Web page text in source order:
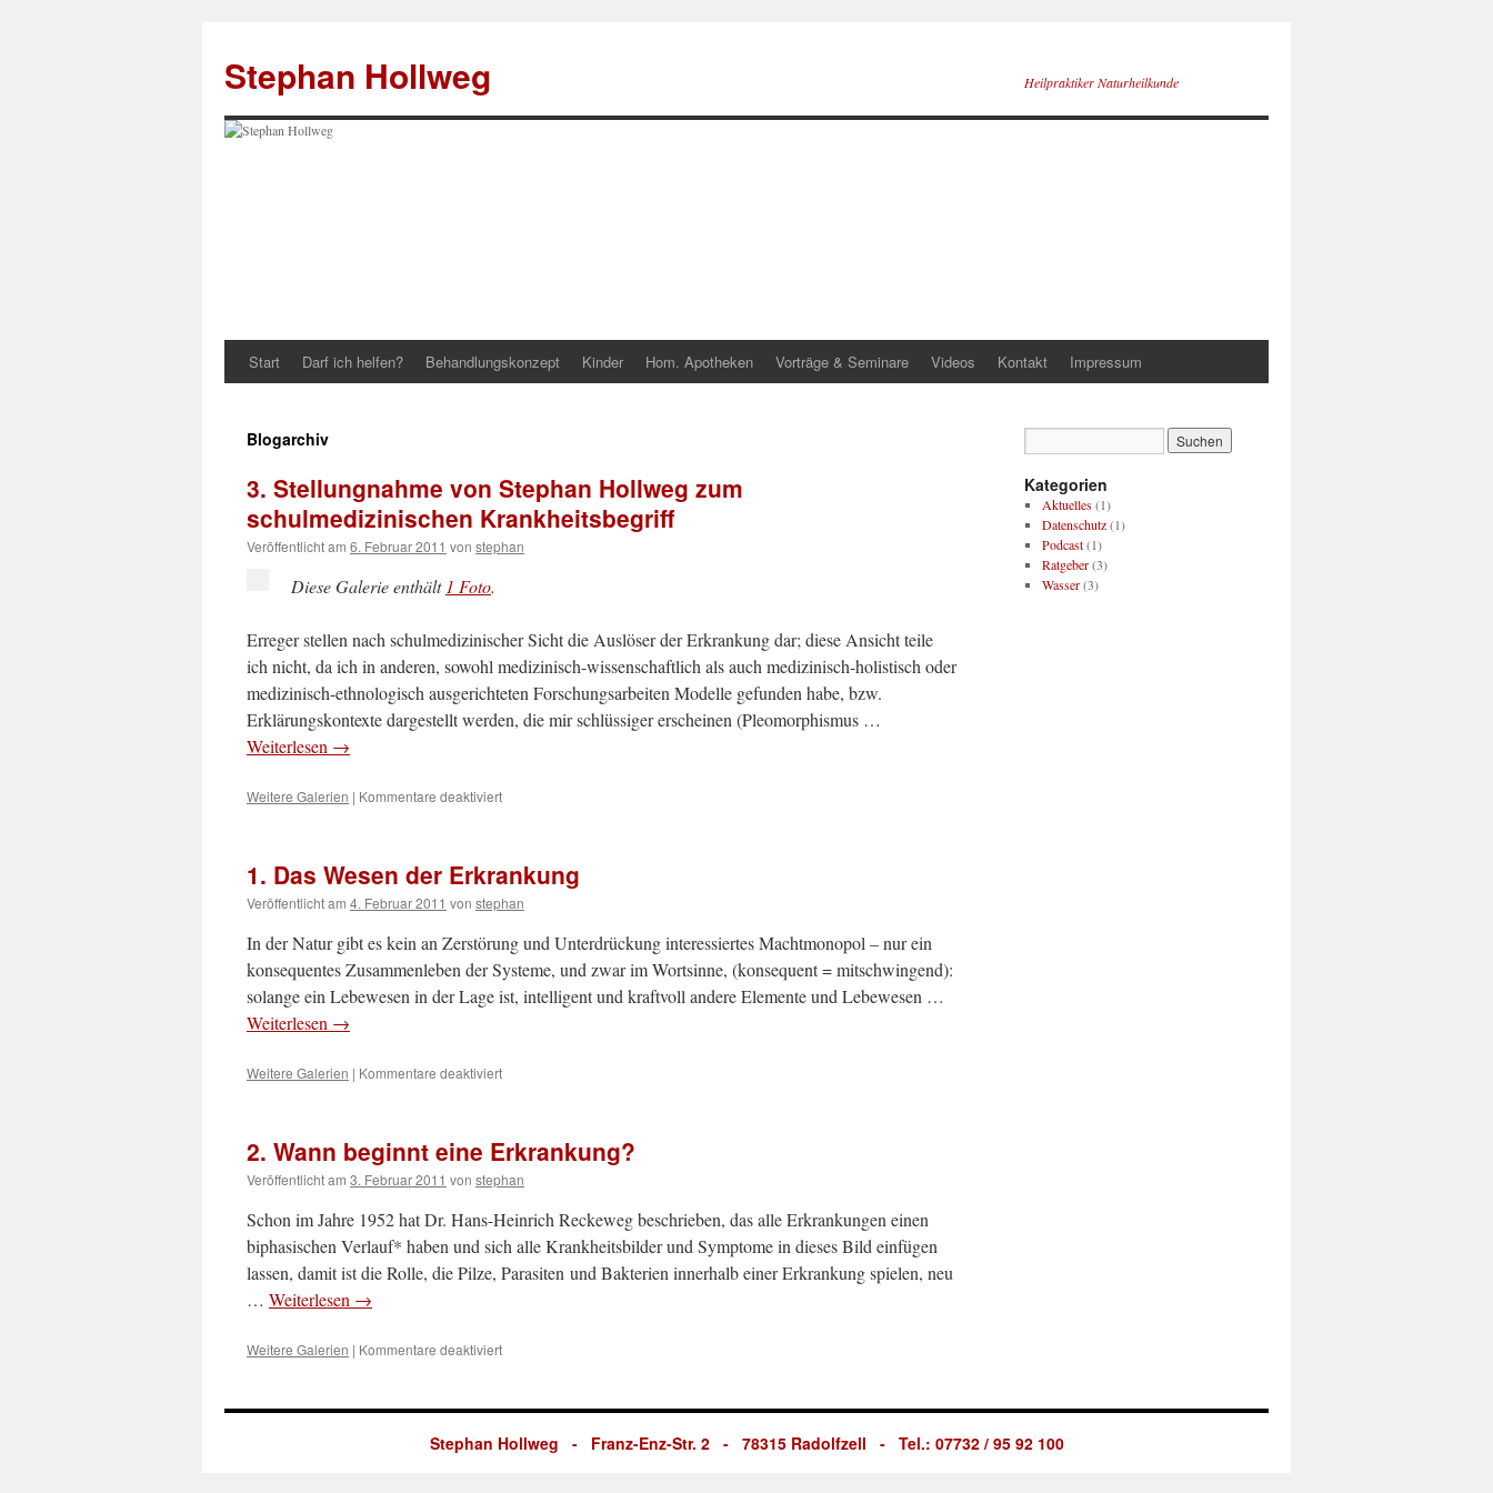
springen
Stephan Hollweg Heilpraktiker Naturheilkunde
Start Darf ich helfen? Behandlungskonzept Kinder Hom. Apotheken Vorträge & Seminare Videos Kontakt Impressum
Blogarchiv
3. Stellungnahme von Stephan Hollweg zum
schulmedizinischen Krankheitsbegriff
Veröffentlicht am 6. Februar 2011 von stephan
Diese Galerie enthält 1 Foto.
Erreger stellen nach schulmedizinischer Sicht die Auslöser der Erkrankung dar; diese Ansicht teile
ich nicht, da ich in anderen, sowohl medizinisch-wissenschaftlich als auch medizinisch-holistisch oder
medizinisch-ethnologisch ausgerichteten Forschungsarbeiten Modelle gefunden habe, bzw.
Erklärungskontexte dargestellt werden, die mir schlüssiger erscheinen (Pleomorphismus …
Weiterlesen →
Weitere Galerien | Kommentare deaktiviertfür
Stephan
Hollweg
zum
schulmedizinischen
Krankheitsbegriff
1. Das Wesen der Erkrankung
Veröffentlicht am 4. Februar 2011 von stephan
In der Natur gibt es kein an Zerstörung und Unterdrückung interessiertes Machtmonopol – nur ein
konsequentes Zusammenleben der Systeme, und zwar im Wortsinne, (konsequent = mitschwingend):
solange ein Lebewesen in der Lage ist, intelligent und kraftvoll andere Elemente und Lebewesen …
Weiterlesen →
Weitere Galerien | Kommentare deaktiviertfür
der
Erkrankung
2. Wann beginnt eine Erkrankung?
Veröffentlicht am 3. Februar 2011 von stephan
Schon im Jahre 1952 hat Dr. Hans-Heinrich Reckeweg beschrieben, das alle Erkrankungen einen
biphasischen Verlauf* haben und sich alle Krankheitsbilder und Symptome in dieses Bild einfügen
lassen, damit ist die Rolle, die Pilze, Parasiten und Bakterien innerhalb einer Erkrankung spielen, neu
… Weiterlesen →
Weitere Galerien | Kommentare deaktiviertfür
beginnt
Erkrankung?
Kategorien
Aktuelles(1)
Datenschutz(1)
Podcast(1)
Ratgeber(3)
Wasser(3)
Stephan Hollweg - Franz-Enz-Str. 2 - 78315 Radolfzell - Tel.: 07732 / 95 92 100